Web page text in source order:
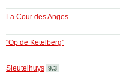
La Cour des Anges
"Op de Ketelberg"
Sleutelhuys 9.3